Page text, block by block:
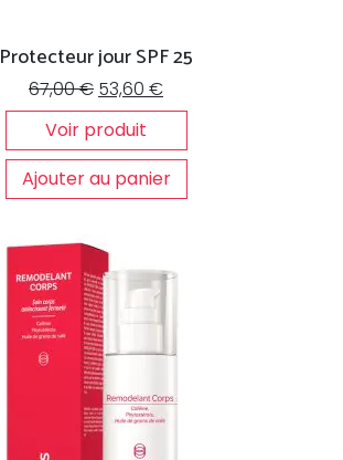
Protecteur jour SPF 25
67,00€ Le
prix
initial
était :
67,00 €.
53,60 €Le
prix
est :
53,60 €.
Voir produit
Ajouter au panier